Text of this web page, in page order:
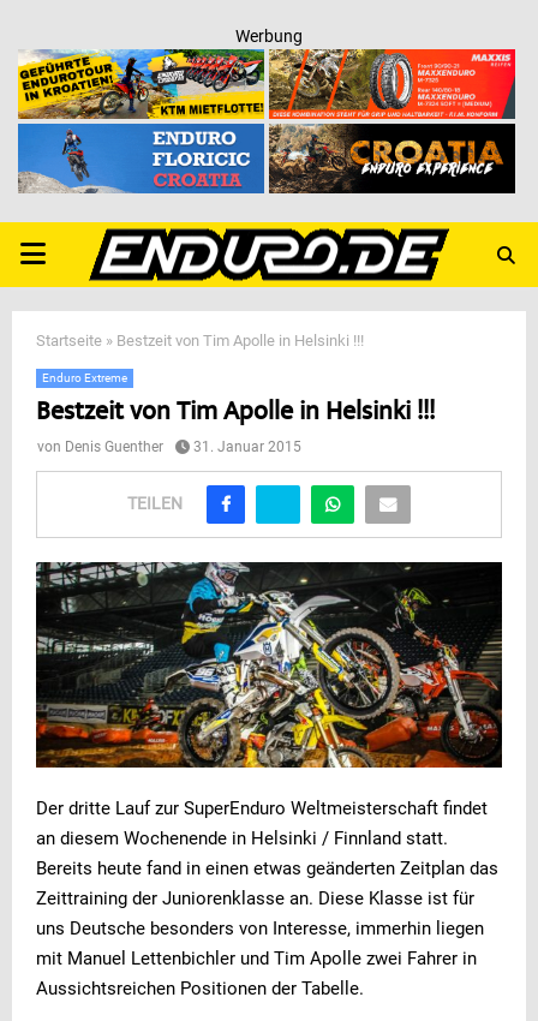
Werbung
PRIMARY
MENU
Startseite » Bestzeit von Tim Apolle in Helsinki !!!
Enduro Extreme
Bestzeit von Tim Apolle in Helsinki !!!
von Denis Guenther 31. Januar 2015
TEILEN
Der dritte Lauf zur SuperEnduro Weltmeisterschaft findet
an diesem Wochenende in Helsinki / Finnland statt.
Bereits heute fand in einen etwas geänderten Zeitplan das
Zeittraining der Juniorenklasse an. Diese Klasse ist für
uns Deutsche besonders von Interesse, immerhin liegen
mit Manuel Lettenbichler und Tim Apolle zwei Fahrer in
Aussichtsreichen Positionen der Tabelle.